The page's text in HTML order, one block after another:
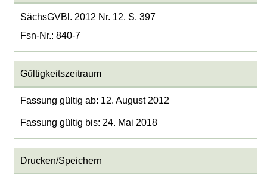
SächsGVBl. 2012 Nr. 12, S. 397
Fsn-Nr.: 840-7
Gültigkeitszeitraum
Fassung gültig ab: 12. August 2012
Fassung gültig bis: 24. Mai 2018
Drucken/Speichern